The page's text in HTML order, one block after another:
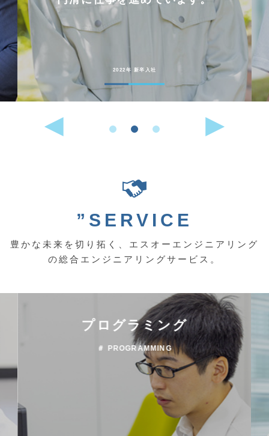
2022年 新卒入社
”SERVICE
豊かな未来を切り拓く、エスオーエンジニアリング
の総合エンジニアリングサービス。
プログラミング
＃ PROGRAMMING